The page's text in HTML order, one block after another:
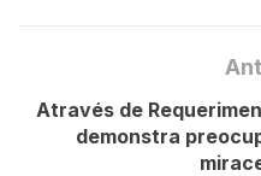
Através de
demonstra